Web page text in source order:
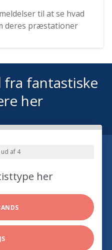
til at se hvad
deres præstationer
fra fantastiske
her
ud af 4
her